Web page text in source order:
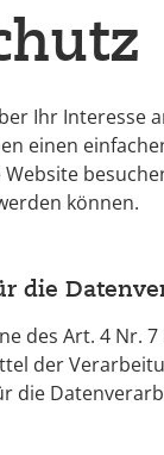
Ihr
einen
können.
die
des Art. 4 Nr.
der
die